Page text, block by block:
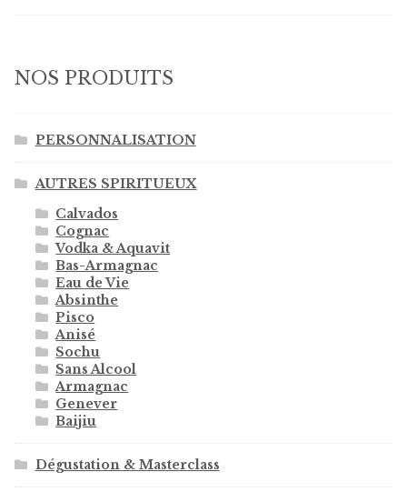
NOS PRODUITS
PERSONNALISATION
AUTRES SPIRITUEUX
Calvados
Cognac
Vodka & Aquavit
Bas-Armagnac
Eau de Vie
Absinthe
Pisco
Anisé
Sochu
Sans Alcool
Armagnac
Genever
Baijiu
Dégustation & Masterclass